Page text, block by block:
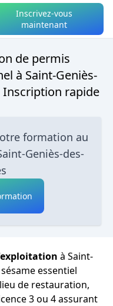
Inscrivez-vous
maintenant
de permis
à Saint-Geniès-
Inscription rapide
formation au
Geniès-des-
à Saint-
essentiel
de restauration,
3 ou 4 assurant